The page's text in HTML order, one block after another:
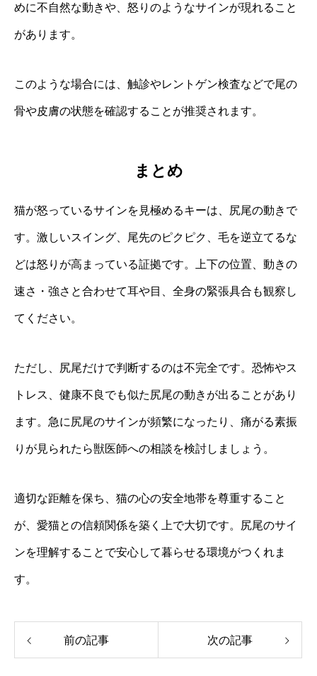
めに不自然な動きや、怒りのようなサインが現れること
があります。
このような場合には、触診やレントゲン検査などで尾の
骨や皮膚の状態を確認することが推奨されます。
まとめ
猫が怒っているサインを見極めるキーは、尻尾の動きで
す。激しいスイング、尾先のピクピク、毛を逆立てるな
どは怒りが高まっている証拠です。上下の位置、動きの
速さ・強さと合わせて耳や目、全身の緊張具合も観察し
てください。
ただし、尻尾だけで判断するのは不完全です。恐怖やス
トレス、健康不良でも似た尻尾の動きが出ることがあり
ます。急に尻尾のサインが頻繁になったり、痛がる素振
りが見られたら獣医師への相談を検討しましょう。
適切な距離を保ち、猫の心の安全地帯を尊重すること
が、愛猫との信頼関係を築く上で大切です。尻尾のサイ
ンを理解することで安心して暮らせる環境がつくれま
す。
前の記事 次の記事